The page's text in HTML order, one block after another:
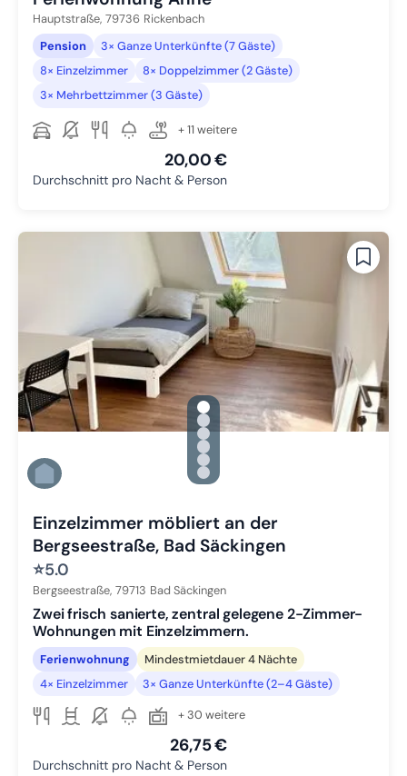
Hauptstraße, 79736 Rickenbach
Pension
3× Ganze Unterkünfte (7 Gäste)
8× Einzelzimmer
8× Doppelzimmer (2 Gäste)
3× Mehrbettzimmer (3 Gäste)
+ 11 weitere
20,00 €
Durchschnitt pro Nacht & Person
gallery.slide_selector
Zu Slide 1 wechseln
Zu Slide 2 wechseln
Zu Slide 3 wechseln
Zu Slide 4 wechseln
Zu Slide 5 wechseln
Zu Slide 6 wechseln
Einzelzimmer möbliert an der
Bergseestraße, Bad Säckingen
⭐5.0
Bergseestraße, 79713 Bad Säckingen
Zwei frisch sanierte, zentral gelegene 2-Zimmer-
Wohnungen mit Einzelzimmern.
Ferienwohnung
Mindestmietdauer 4 Nächte
4× Einzelzimmer
3× Ganze Unterkünfte (2–4 Gäste)
+ 30 weitere
26,75 €
Durchschnitt pro Nacht & Person